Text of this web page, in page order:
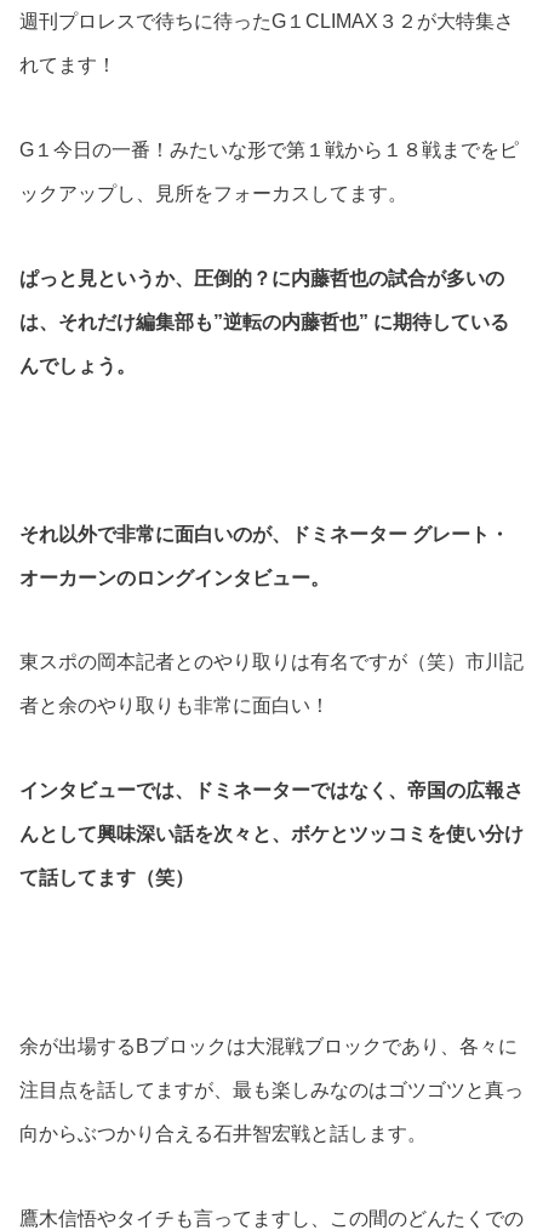
週刊プロレスで待ちに待ったG１CLIMAX３２が大特集さ
れてます！
G１今日の一番！みたいな形で第１戦から１８戦までをピ
ックアップし、見所をフォーカスしてます。
ぱっと見というか、圧倒的？に内藤哲也の試合が多いの
は、それだけ編集部も”逆転の内藤哲也” に期待している
んでしょう。
それ以外で非常に面白いのが、ドミネーター グレート・
オーカーンのロングインタビュー。
東スポの岡本記者とのやり取りは有名ですが（笑）市川記
者と余のやり取りも非常に面白い！
インタビューでは、ドミネーターではなく、帝国の広報さ
んとして興味深い話を次々と、ボケとツッコミを使い分け
て話してます（笑）
余が出場するBブロックは大混戦ブロックであり、各々に
注目点を話してますが、最も楽しみなのはゴツゴツと真っ
向からぶつかり合える石井智宏戦と話します。
鷹木信悟やタイチも言ってますし、この間のどんたくでの